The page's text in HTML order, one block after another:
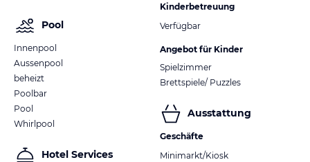
Pool
Innenpool
Aussenpool
beheizt
Poolbar
Pool
Whirlpool
Hotel Services
Kinderbetreuung
Verfügbar
Angebot für Kinder
Spielzimmer
Brettspiele/ Puzzles
Ausstattung
Geschäfte
Minimarkt/Kiosk